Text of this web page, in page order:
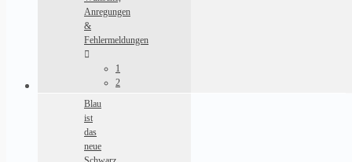
Anregungen
&
Fehlermeldungen
1
2
Blau
ist
das
neue